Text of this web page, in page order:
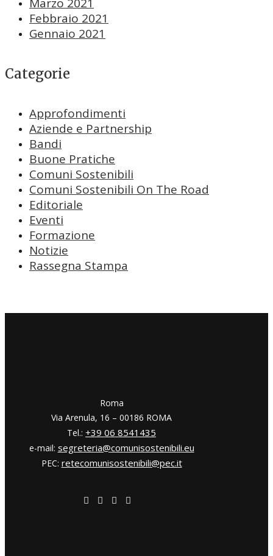
Marzo 2021
Febbraio 2021
Gennaio 2021
Categorie
Approfondimenti
Aziende e Partnership
Bandi
Buone Pratiche
Comuni Sostenibili
Comuni Sostenibili On The Road
Editoriale
Eventi
Formazione
Notizie
Rassegna Stampa
​​Roma
Via Arenula, 16 – 00186 ROMA
Tel.: +39 06 8541435
e-mail: segreteria@comunisostenibili.eu
PEC: retecomunisostenibili@pec.it